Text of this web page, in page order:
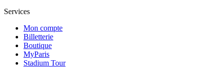
Services
Mon compte
Billetterie
Boutique
MyParis
Stadium Tour